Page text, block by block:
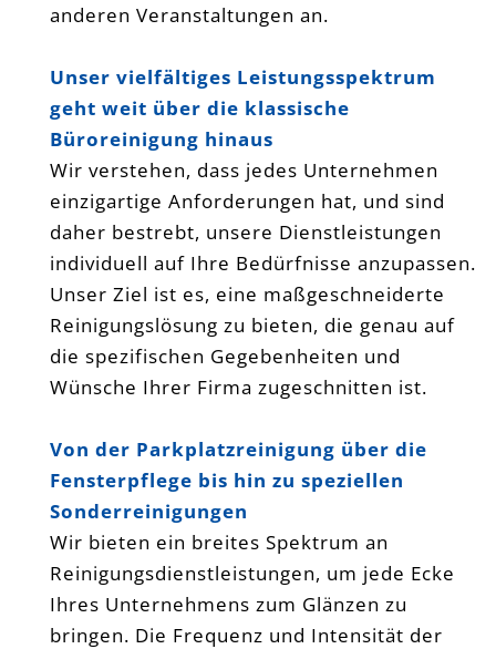
anderen Veranstaltungen an.
Unser vielfältiges Leistungsspektrum
geht weit über die klassische
Büroreinigung hinaus
Wir verstehen, dass jedes Unternehmen
einzigartige Anforderungen hat, und sind
daher bestrebt, unsere Dienstleistungen
individuell auf Ihre Bedürfnisse anzupassen.
Unser Ziel ist es, eine maßgeschneiderte
Reinigungslösung zu bieten, die genau auf
die spezifischen Gegebenheiten und
Wünsche Ihrer Firma zugeschnitten ist.
Von der Parkplatzreinigung über die
Fensterpflege bis hin zu speziellen
Sonderreinigungen
Wir bieten ein breites Spektrum an
Reinigungsdienstleistungen, um jede Ecke
Ihres Unternehmens zum Glänzen zu
bringen. Die Frequenz und Intensität der